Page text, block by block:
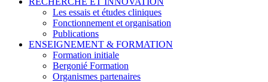
Les essais et études cliniques
Fonctionnement et organisation
Publications
ENSEIGNEMENT & FORMATION
Formation initiale
Bergonié Formation
Organismes partenaires